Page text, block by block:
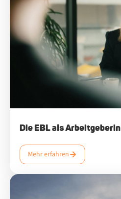
Die EBL als Arbeitgeberin
Mehr erfahren